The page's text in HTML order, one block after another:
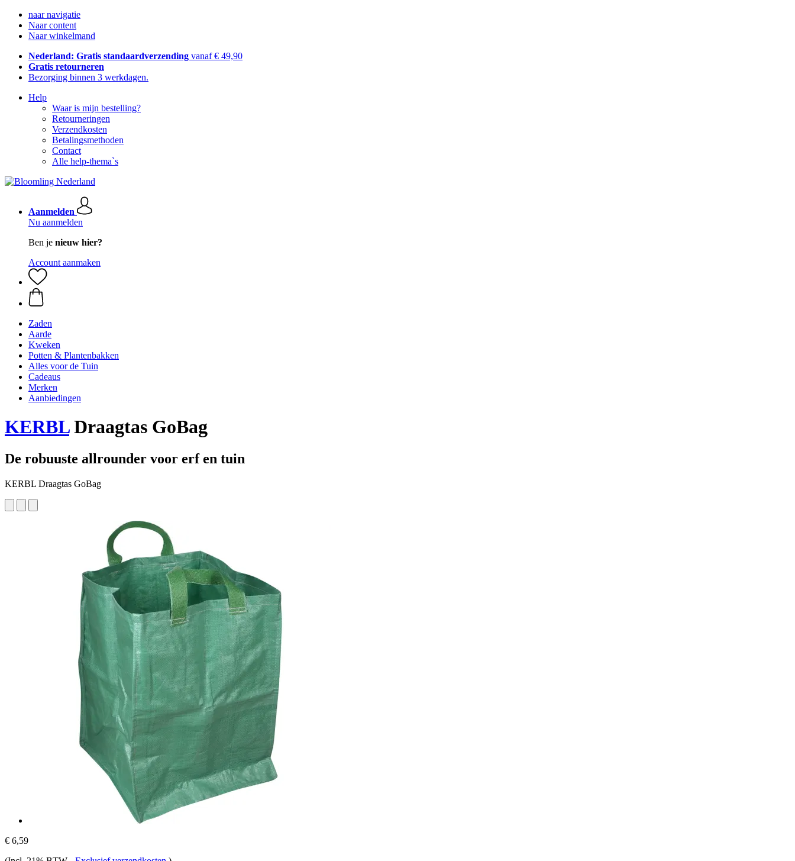
naar navigatie
Naar content
Naar winkelmand
Nederland: Gratis standaardverzending vanaf € 49,90
Gratis retourneren
Bezorging binnen 3 werkdagen.
Help
Waar is mijn bestelling?
Retourneringen
Verzendkosten
Betalingsmethoden
Contact
Alle help-thema`s
Aanmelden
Nu aanmelden
Ben je nieuw hier?
Account aanmaken
Zaden
Aarde
Kweken
Potten & Plantenbakken
Alles voor de Tuin
Cadeaus
Merken
Aanbiedingen
KERBLDraagtas GoBag
De robuuste allrounder voor erf en tuin
KERBL Draagtas GoBag
€ 6,59